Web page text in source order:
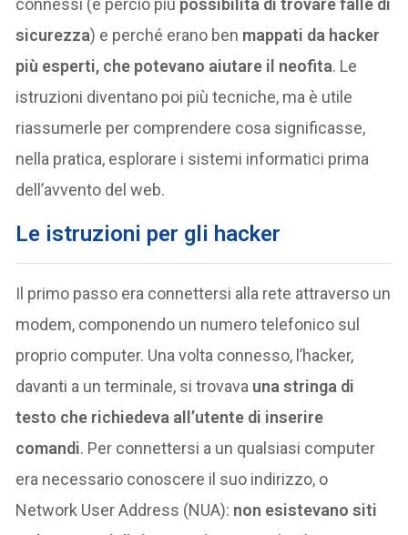
sicurezza) e perché erano ben mappati da hacker
più esperti, che potevano aiutare il neofita. Le
istruzioni diventano poi più tecniche, ma è utile
riassumerle per comprendere cosa significasse,
nella pratica, esplorare i sistemi informatici prima
dell’avvento del web.
Le istruzioni per gli hacker
Il primo passo era connettersi alla rete attraverso un
modem, componendo un numero telefonico sul
proprio computer. Una volta connesso, l’hacker,
davanti a un terminale, si trovava una stringa di
testo che richiedeva all’utente di inserire
comandi. Per connettersi a un qualsiasi computer
era necessario conoscere il suo indirizzo, o
Network User Address (NUA): non esistevano siti